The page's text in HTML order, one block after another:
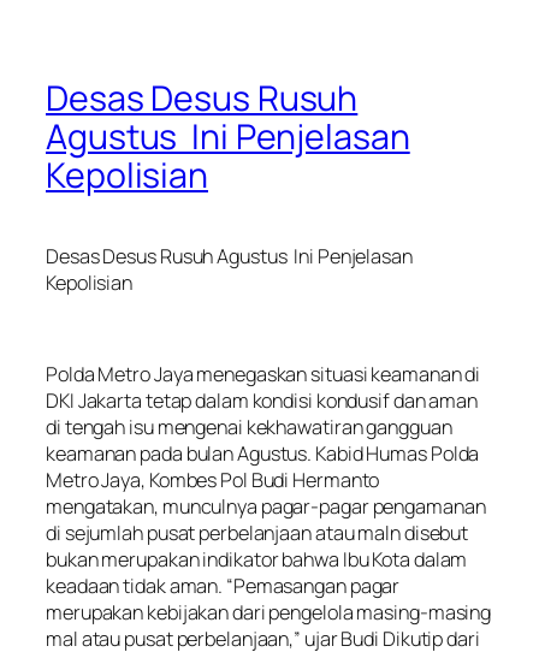
Desas Desus Rusuh
Agustus Ini Penjelasan
Kepolisian
Desas Desus Rusuh Agustus Ini Penjelasan
Kepolisian
Polda Metro Jaya menegaskan situasi keamanan di
DKI Jakarta tetap dalam kondisi kondusif dan aman
di tengah isu mengenai kekhawatiran gangguan
keamanan pada bulan Agustus. Kabid Humas Polda
Metro Jaya, Kombes Pol Budi Hermanto
mengatakan, munculnya pagar-pagar pengamanan
di sejumlah pusat perbelanjaan atau maln disebut
bukan merupakan indikator bahwa Ibu Kota dalam
keadaan tidak aman. “Pemasangan pagar
merupakan kebijakan dari pengelola masing-masing
mal atau pusat perbelanjaan,” ujar Budi Dikutip dari